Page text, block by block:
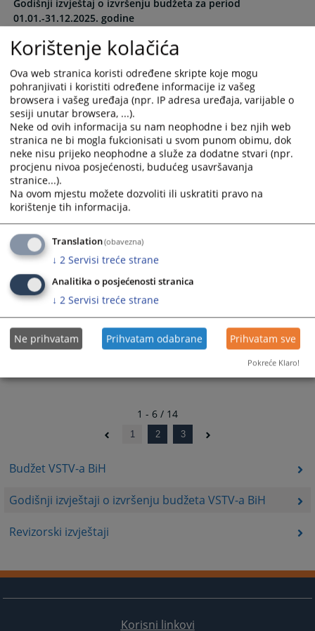
Budžet VSTV-a BiH
Godišnji izvještaji o izvršenju budžeta VSTV-a BiH
Revizorski izvještaji
the
calendar
select
a
date.
Press
the
question
mark
key
to
get
the
keyboard
shortcuts
for
changing
dates.
the
calendar
select
date.
Press
the
question
mark
key
to
get
the
keyboard
shortcuts
for
changing
dates.
Godišnji izvještaj o izvršenju budžeta za period
01.01.-31.12.2025. godine
13.06.2025.
Korekcija Godišnjeg izvještaja za period 01.01.-31.12.2024.
13.06.2025.
Godišnji izvještaj o izvršenju budžeta za period
01.01.-31.12.2024. godine
31.05.2024.
Godišnji izvještaj o izvršenju budžeta za period
01.01.-31.12.2023. godine
30.06.2023.
Godišnji izvještaj o izvršenju budžeta za period
01.01.-31.12.2022. godine
1 - 6 / 14
1 2 3
Korisni linkovi
Korištenje kolačića
Ova web stranica koristi određene skripte koje mogu
pohranjivati i koristiti određene informacije iz vašeg
browsera i vašeg uređaja (npr. IP adresa uređaja, varijable o
sesiji unutar browsera, ...).
Neke od ovih informacija su nam neophodne i bez njih web
stranica ne bi mogla fukcionisati u svom punom obimu, dok
neke nisu prijeko neophodne a služe za dodatne stvari (npr.
procjenu nivoa posjećenosti, budućeg usavršavanja
stranice...).
Na ovom mjestu možete dozvoliti ili uskratiti pravo na
korištenje tih informacija.
Translation(obavezna)
↓ 2 Servisi treće strane
Analitika o posjećenosti stranica
↓ 2 Servisi treće strane
Ne prihvatam Prihvatam odabrane Prihvatam sve
Pokreće Klaro!